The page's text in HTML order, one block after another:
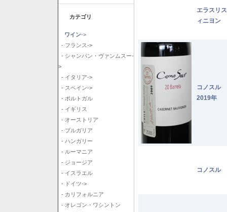
カテゴリ
ワイン->
- フランス->
- シャンパン・ヴァンムスー-
>
- イタリア->
- スペイン->
- ポルトガル
- イギリス
- オーストリア
- ブルガリア
- ハンガリー
- ルーマニア
- ジョージア
- イスラエル
- ドイツ->
- カリフォルニア
- オレゴン・ワシントン
エラスリ
ィニヨン
コノスル
2019年
コノスル